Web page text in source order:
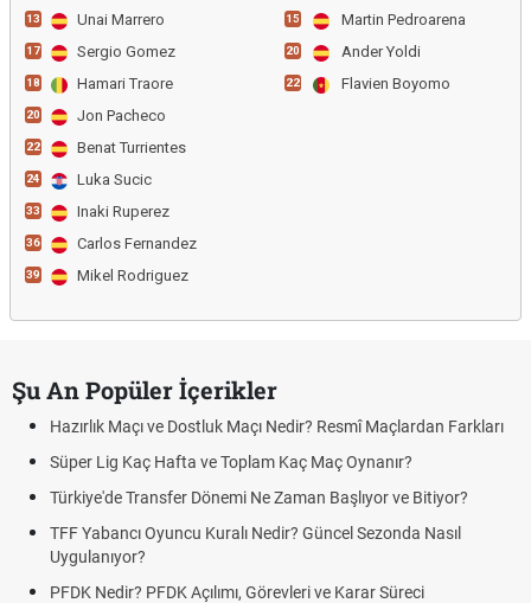
13 Unai Marrero
17 Sergio Gomez
18 Hamari Traore
20 Jon Pacheco
22 Benat Turrientes
24 Luka Sucic
33 Inaki Ruperez
36 Carlos Fernandez
39 Mikel Rodriguez
15 Martin Pedroarena
20 Ander Yoldi
22 Flavien Boyomo
Şu An Popüler İçerikler
Hazırlık Maçı ve Dostluk Maçı Nedir? Resmî Maçlardan Farkları
Süper Lig Kaç Hafta ve Toplam Kaç Maç Oynanır?
Türkiye'de Transfer Dönemi Ne Zaman Başlıyor ve Bitiyor?
TFF Yabancı Oyuncu Kuralı Nedir? Güncel Sezonda Nasıl
Uygulanıyor?
PFDK Nedir? PFDK Açılımı, Görevleri ve Karar Süreci